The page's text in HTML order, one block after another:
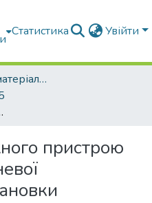
Статистика Увійти
Конференції та матеріали конференцій
установки
пристрою